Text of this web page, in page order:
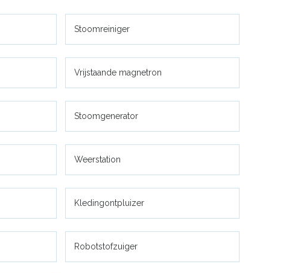
Stoomreiniger
Vrijstaande magnetron
Stoomgenerator
Weerstation
Kledingontpluizer
Robotstofzuiger